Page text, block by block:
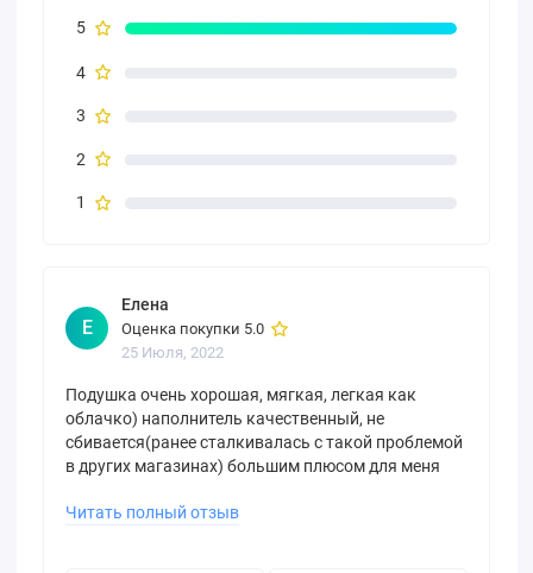
5
4
3
2
1
Е
Елена
Оценка покупки 5.0
25 Июля, 2022
Подушка очень хорошая, мягкая, легкая как
облачко) наполнитель качественный, не
сбивается(ранее сталкивалась с такой проблемой
в других магазинах) большим плюсом для меня
Покупкой очень довольна!
Читать полный отзыв